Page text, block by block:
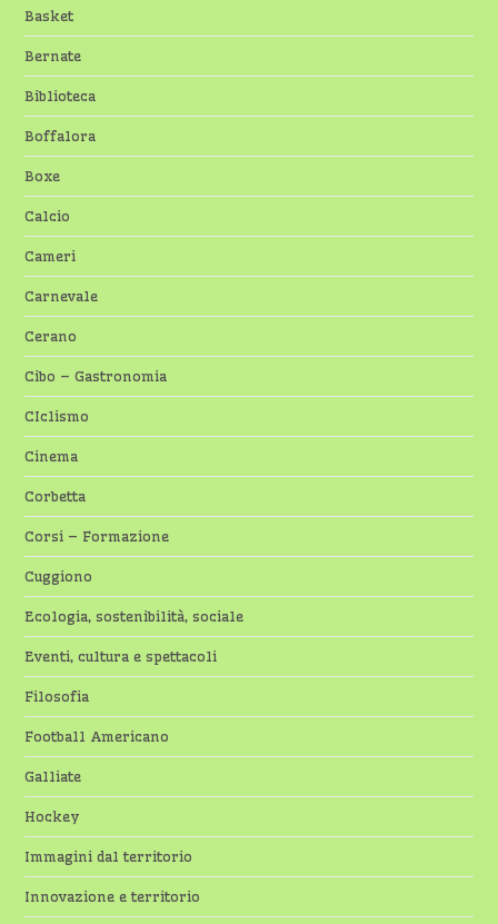
Basket
Bernate
Biblioteca
Boffalora
Boxe
Calcio
Cameri
Carnevale
Cerano
Cibo – Gastronomia
CIclismo
Cinema
Corbetta
Corsi – Formazione
Cuggiono
Ecologia, sostenibilità, sociale
Eventi, cultura e spettacoli
Filosofia
Football Americano
Galliate
Hockey
Immagini dal territorio
Innovazione e territorio